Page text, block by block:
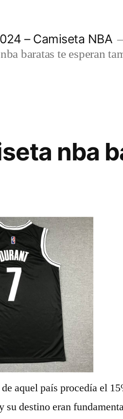
– Camiseta NBA
baratas te esperan
nba
de aquel país procedía el
su destino eran